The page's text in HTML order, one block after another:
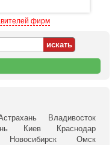
фирм
Владивосток
Киев
Краснодар
Новосибирск
Омск